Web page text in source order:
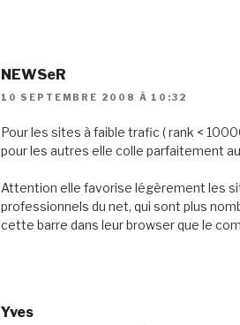
NEWSeR
10 SEPTEMBRE 2008 À 10:32
Pour les sites à faible trafic ( rank <
pour les autres elle colle parfaitement
Attention elle favorise légèrement les
professionnels du net, qui sont plus
cette barre dans leur browser que le
Yves